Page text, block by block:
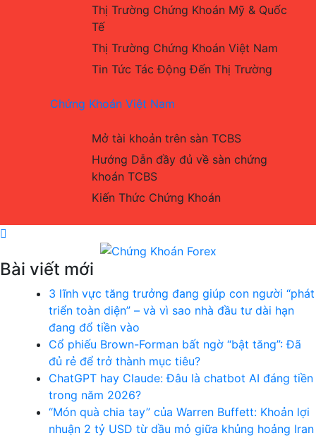
Thị Trường Chứng Khoán Mỹ & Quốc
Tế
Thị Trường Chứng Khoán Việt Nam
Tin Tức Tác Động Đến Thị Trường
Chứng Khoán Việt Nam
Mở tài khoản trên sàn TCBS
Hướng Dẫn đầy đủ về sàn chứng
khoán TCBS
Kiến Thức Chứng Khoán
Chứng Khoán Forex
Blog chia sẻ về Chứng Khoán và Forex
Bài viết mới
3 lĩnh vực tăng trưởng đang giúp con người “phát
triển toàn diện” – và vì sao nhà đầu tư dài hạn
đang đổ tiền vào
Cổ phiếu Brown-Forman bất ngờ “bật tăng”: Đã
đủ rẻ để trở thành mục tiêu?
ChatGPT hay Claude: Đâu là chatbot AI đáng tiền
trong năm 2026?
“Món quà chia tay” của Warren Buffett: Khoản lợi
nhuận 2 tỷ USD từ dầu mỏ giữa khủng hoảng Iran